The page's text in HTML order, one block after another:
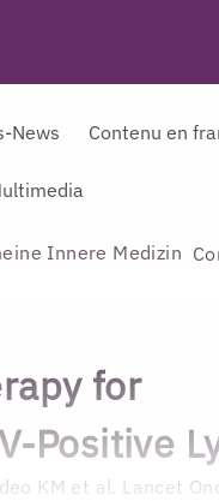
News Contenu en
Innere Medizin
for
Positive
KM et al. Lancet